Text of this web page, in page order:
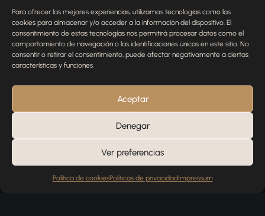
Para ofrecer las mejores experiencias, utilizamos tecnologías como las
cookies para almacenar y/o acceder a la información del dispositivo. El
consentimiento de estas tecnologías nos permitirá procesar datos como el
comportamiento de navegación o las identificaciones únicas en este sitio. No
consentir o retirar el consentimiento, puede afectar negativamente a ciertas
características y funciones.
Aceptar
Denegar
Ver preferencias
Política de cookiesPolíticas de privacidadImpressum
¿Tienes alguna pregunta, comentario o necesitas ayuda
con tu pedido? Estamos aquí para ayudarte.
NOMBRE
EMAIL
MENSAJE